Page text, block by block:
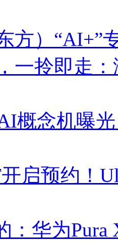
方）“AI+”
一拎即走
概念机曝
启预约！
：华为Pura